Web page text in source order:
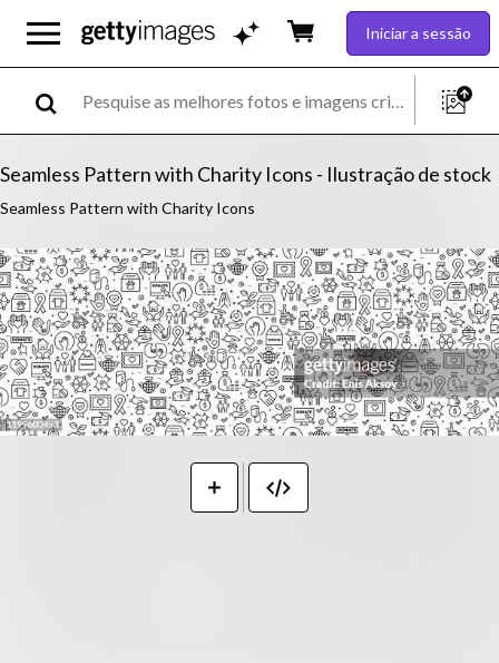
Iniciar a sessão
Seamless Pattern with Charity Icons - Ilustração de stock
Seamless Pattern with Charity Icons